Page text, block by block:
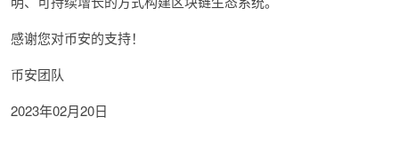
感谢您对币安的支持！
币安团队
2023年02月20日